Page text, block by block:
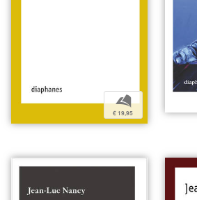
b
€ 19,95